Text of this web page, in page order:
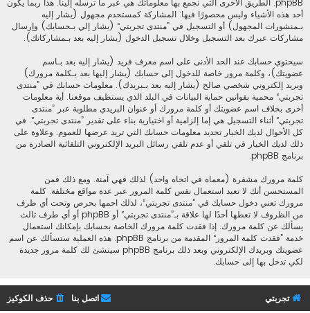
phpBB. الطريق الأخرى التي نجمع بها معلوماتك هي عبر ما ترسله إلينا. هذا ربما يكون
أحد هذه الأشياء وليس محصورًا فيها: المشاركة كمستحدم مجهول (يشار إليه
بـمنشورات المجهول) أو التسجيل في ”منتدى تجربتي“ (يشار إلي بـحسابك) وإرسال
مشاركات عبرك بعد التسجيل وخلال تسجيل الدخول (يشار إليه بعد بـمشاركاتك).
سيحتوي حسابك عند الحد الأدنى على اسم معرف فريد (يشار إليه بعد بـاسم
عضويتك)، وكلمة مرور خاصة للدخول إلى حسابك (يشار إليها بعد بـكلمة مرورك)
وبريد إلكتروني شخصي صالح (يشار إليه بعد بـبريدك). معلومات حسابك في ”منتدى
تجربتي“ محمية بقوانين حماية البيانات في البلد الذي يستظيف موقعنا. أية معلومات
أخرى بخلاف اسم عضويتك أو كلمة مرورك أو عنوان البريدي مطلوبة عبر ”منتدى
تجربتي“ أثناء التسجيل هي إما إلزامية أو اختيارية بناء على تقدير ”منتدى تجربتي“. في
كل الأحوال لديك الخيار تحديد معلومات حسابك التي تريد عرضها للعموم. وعلاوة على
ذلك لديك الخيار في تلقي أو عدم تلقي رسائل البريد الإلكتروني التلقائية الصادرة من
برنامج phpBB.
كلمة مرورك مشفرة (معماه في اتجاه واحد) لذلك فهي آمنة. ومع ذلك فمن
المستحسن أنك لا تعيد استعمال نفس كلمة المرور عبر عدة مواقع مختلفة. كلمة
مرورك تعني دخول حسابك في ”منتدى تجربتي“، لذلك احمها بحرص وتحت أي ظرف
من الظروف لا تعطها أحدًا لها علاقة بـ”منتدى تجربتي“ أو phpBB أو أي طرف ثالث
يسألك عن كلمة مرورك. إذا فقدت كلمة مرورك الخاصة بحسابك بإمكانك استعمال
خدمة ”فقدت كلمة المرور“ المقدمة من برنامج phpBB. هذه العملية ستسألك عن اسم
عضويتك وبريدك الإلكتروني وبعد ذلك برنامج phpBB سينشئ لك كلمة مرور جديدة
لكي تدخل بها إلى حسابك.
تجربتي حذف الكوكيز اتصل بنا